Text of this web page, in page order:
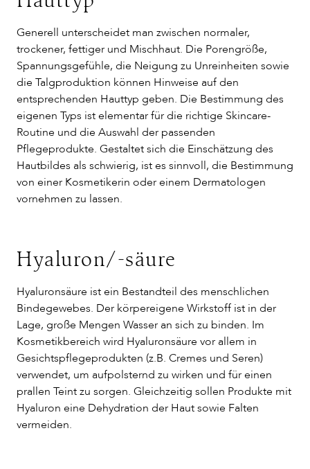
Generell unterscheidet man zwischen normaler,
trockener, fettiger und Mischhaut. Die Porengröße,
Spannungsgefühle, die Neigung zu Unreinheiten sowie
die Talgproduktion können Hinweise auf den
entsprechenden Hauttyp geben. Die Bestimmung des
eigenen Typs ist elementar für die richtige Skincare-
Routine und die Auswahl der passenden
Pflegeprodukte. Gestaltet sich die Einschätzung des
Hautbildes als schwierig, ist es sinnvoll, die Bestimmung
von einer Kosmetikerin oder einem Dermatologen
vornehmen zu lassen.
Hyaluron/-säure
Hyaluronsäure ist ein Bestandteil des menschlichen
Bindegewebes. Der körpereigene Wirkstoff ist in der
Lage, große Mengen Wasser an sich zu binden. Im
Kosmetikbereich wird Hyaluronsäure vor allem in
Gesichtspflegeprodukten (z.B. Cremes und Seren)
verwendet, um aufpolsternd zu wirken und für einen
prallen Teint zu sorgen. Gleichzeitig sollen Produkte mit
Hyaluron eine Dehydration der Haut sowie Falten
vermeiden.